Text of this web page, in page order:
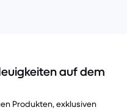
auf dem
Produkten, exklusiven